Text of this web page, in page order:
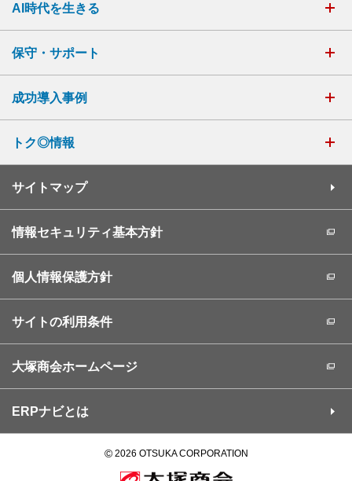
AI時代を生きる
保守・サポート
成功導入事例
トク◎情報
サイトマップ
情報セキュリティ基本方針
個人情報保護方針
サイトの利用条件
大塚商会ホームページ
ERPナビとは
©2026 OTSUKA CORPORATION